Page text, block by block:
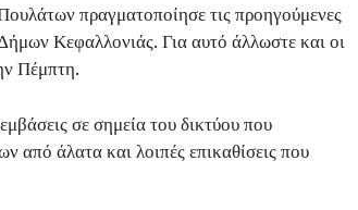
πραγματοποίησε τις προηγούμενες
Κεφαλλονιάς. Για αυτό άλλωστε και οι
Πέμπτη.
σε σημεία του δικτύου που
άλατα και λοιπές επικαθίσεις που